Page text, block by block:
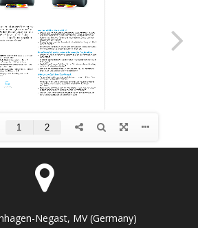
Negast, MV (Germany)